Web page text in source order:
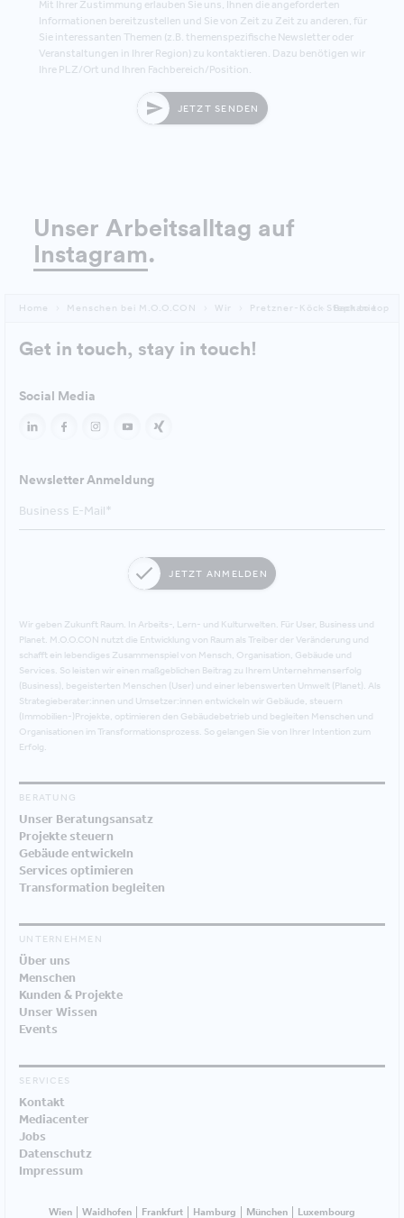
Mit Ihrer Zustimmung erlauben Sie uns, Ihnen die angeforderten
Informationen bereitzustellen und Sie von Zeit zu Zeit zu anderen, für
Sie interessanten Themen (z.B. themenspezifische Newsletter oder
Veranstaltungen in Ihrer Region) zu kontaktieren. Dazu benötigen wir
Ihre PLZ/Ort und Ihren Fachbereich/Position.
JETZT SENDEN
Unser Arbeitsalltag auf
Instagram.
Home Menschen bei M.O.O.CON Wir Pretzner-Köck Stephanie
Back to top
Get in touch, stay in touch!
Social Media
Newsletter Anmeldung
JETZT ANMELDEN
Wir geben Zukunft Raum. In Arbeits-, Lern- und Kulturwelten. Für User, Business und
Planet. M.O.O.CON nutzt die Entwicklung von Raum als Treiber der Veränderung und
schafft ein lebendiges Zusammenspiel von Mensch, Organisation, Gebäude und
Services. So leisten wir einen maßgeblichen Beitrag zu Ihrem Unternehmenserfolg
(Business), begeisterten Menschen (User) und einer lebenswerten Umwelt (Planet). Als
Strategieberater:innen und Umsetzer:innen entwickeln wir Gebäude, steuern
(Immobilien-)Projekte, optimieren den Gebäudebetrieb und begleiten Menschen und
Organisationen im Transformationsprozess. So gelangen Sie von Ihrer Intention zum
Erfolg.
BERATUNG
Unser Beratungsansatz
Projekte steuern
Gebäude entwickeln
Services optimieren
Transformation begleiten
UNTERNEHMEN
Über uns
Menschen
Kunden & Projekte
Unser Wissen
Events
SERVICES
Kontakt
Mediacenter
Jobs
Datenschutz
Impressum
Wien Waidhofen Frankfurt Hamburg München Luxembourg